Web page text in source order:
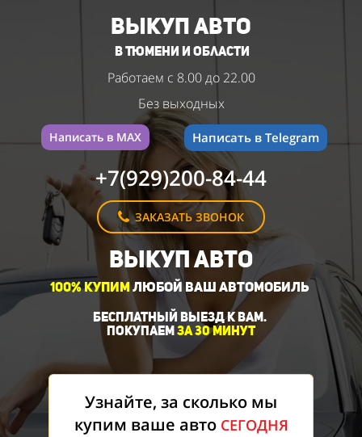
ВЫКУП АВТО
в Тюмени и области
Работаем с 8.00 до 22.00
Без выходных
Написать в MAX Написать в Telegram
+7(929)200-84-44
ЗАКАЗАТЬ ЗВОНОК
ВЫКУП АВТО
100%КУПИМЛЮБОЙ ВАШ АВТОМОБИЛЬ
БЕСПЛАТНЫЙ ВЫЕЗД К ВАМ.
ПОКУПАЕМ за 30 МИНУТ
Узнайте, за сколько мы
купим ваше авто СЕГОДНЯ